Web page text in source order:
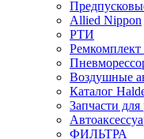
Allied Nippon
РТИ
Воздушные
Каталог
Запчасти
ФИЛЬТРА